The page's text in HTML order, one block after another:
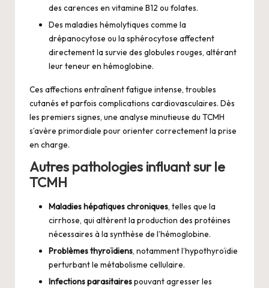
des carences en vitamine B12 ou folates.
Des maladies hémolytiques comme la
drépanocytose ou la sphérocytose affectent
directement la survie des globules rouges, altérant
leur teneur en hémoglobine.
Ces affections entraînent fatigue intense, troubles
cutanés et parfois complications cardiovasculaires. Dès
les premiers signes, une analyse minutieuse du TCMH
s’avère primordiale pour orienter correctement la prise
en charge.
Autres pathologies influant sur le
TCMH
Maladies hépatiques chroniques, telles que la
cirrhose, qui altèrent la production des protéines
nécessaires à la synthèse de l’hémoglobine.
Problèmes thyroïdiens, notamment l’hypothyroïdie
perturbant le métabolisme cellulaire.
Infections parasitairespouvant agresser les